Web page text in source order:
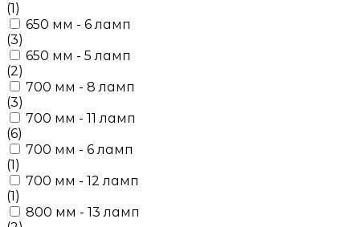
(1)
650 мм - 6 ламп
(3)
650 мм - 5 ламп
(2)
700 мм - 8 ламп
(3)
700 мм - 11 ламп
(6)
700 мм - 6 ламп
(1)
700 мм - 12 ламп
(1)
800 мм - 13 ламп